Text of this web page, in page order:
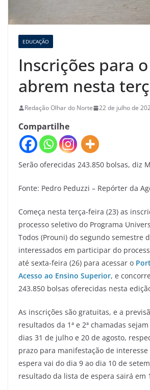
EDUCAÇÃO
Inscrições para
abrem nesta
Redação Olhar do Norte 22 de julho de
Compartilhe
Serão oferecidas 243.850 bolsas, diz
Fonte: Pedro Peduzzi – Repórter da
Começa nesta terça-feira (23) as
processo seletivo do Programa
Todos (Prouni) do segundo semestre
interessados em participar do
até sexta-feira (26) para acessar o
Acesso ao Ensino Superior, e
243.850 bolsas oferecidas nesta
As inscrições são gratuitas, e a
resultados da 1ª e 2ª chamadas
dias 31 de julho e 20 de agosto,
prazo para manifestação de
espera vai do dia 9 ao dia 10 de
resultado da lista de espera sairá em